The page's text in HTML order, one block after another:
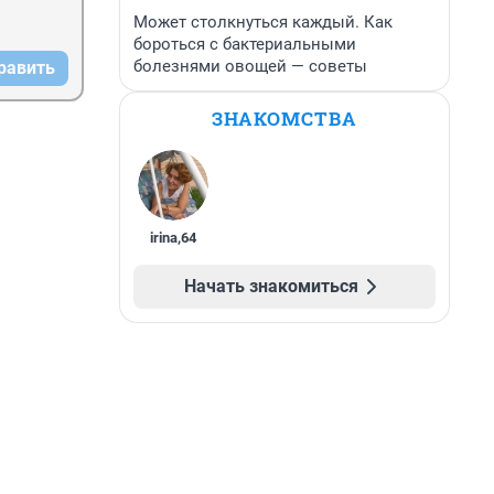
Может столкнуться каждый. Как
бороться с бактериальными
болезнями овощей — советы
ЗНАКОМСТВА
irina,64
Начать знакомиться